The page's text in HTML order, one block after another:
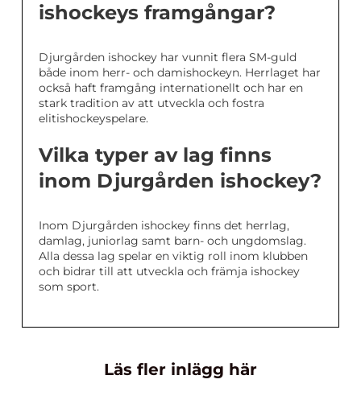
ishockeys framgångar?
Djurgården ishockey har vunnit flera SM-guld
både inom herr- och damishockeyn. Herrlaget har
också haft framgång internationellt och har en
stark tradition av att utveckla och fostra
elitishockeyspelare.
Vilka typer av lag finns
inom Djurgården ishockey?
Inom Djurgården ishockey finns det herrlag,
damlag, juniorlag samt barn- och ungdomslag.
Alla dessa lag spelar en viktig roll inom klubben
och bidrar till att utveckla och främja ishockey
som sport.
Läs fler inlägg här